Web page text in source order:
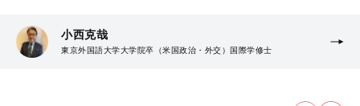
小西克哉
東京外国語大学大学院卒（米国政治・外交）国際学修士